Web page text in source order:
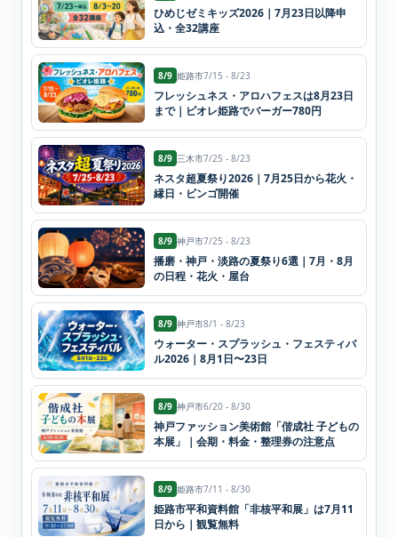
ひめじゼミキッズ2026｜7月23日以降申
込・全32講座
8/9 姫路市7/15 - 8/23
フレッシュネス・アロハフェスは8月23日
まで｜ピオレ姫路でバーガー780円
8/9 三木市7/25 - 8/23
ネスタ超夏祭り2026｜7月25日から花火・
縁日・ビンゴ開催
8/9 神戸市7/25 - 8/23
播磨・神戸・淡路の夏祭り6選｜7月・8月
の日程・花火・屋台
8/9 神戸市8/1 - 8/23
ウォーター・スプラッシュ・フェスティバ
ル2026｜8月1日〜23日
8/9 神戸市6/20 - 8/30
神戸ファッション美術館「偕成社 子どもの
本展」｜会期・料金・整理券の注意点
8/9 姫路市7/11 - 8/30
姫路市平和資料館「非核平和展」は7月11
日から｜観覧無料